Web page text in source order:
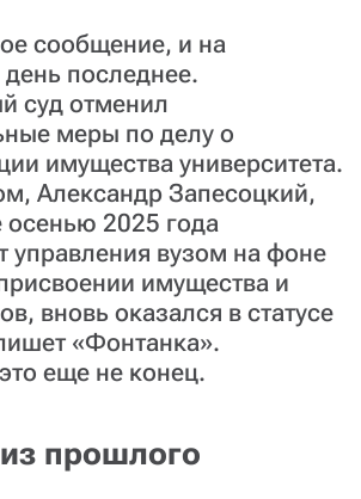
сообщение, и на
последнее.
суд отменил
меры по делу о
имущества университета.
Александр Запесоцкий,
осенью 2025 года
управления вузом на фоне
имущества и
вновь оказался в статусе
«Фонтанка».
еще не конец.
прошлого